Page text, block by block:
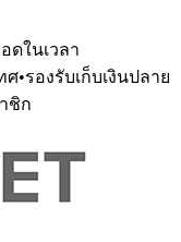
ดในเวลา
ศ•รองรับเก็บเงินปลาย
ชิก